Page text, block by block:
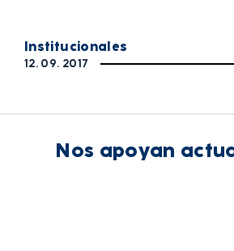
Institucionales
12. 09. 2017
Nos apoyan